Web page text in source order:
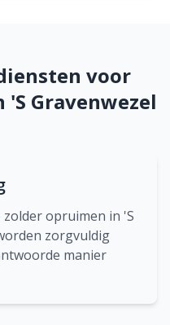
voor
Gravenwezel
opruimen in 'S
zorgvuldig
manier